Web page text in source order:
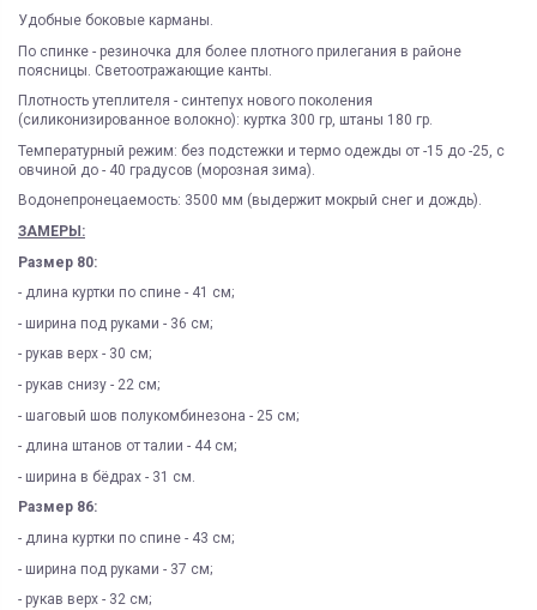
Удобные боковые карманы.
По спинке - резиночка для более плотного прилегания в районе
поясницы. Светоотражающие канты.
Плотность утеплителя - синтепух нового поколения
(силиконизированное волокно): куртка 300 гр, штаны 180 гр.
Температурный режим: без подстежки и термо одежды от -15 до -25, с
овчиной до - 40 градусов (морозная зима).
Водонепронецаемость: 3500 мм (выдержит мокрый снег и дождь).
ЗАМЕРЫ:
Размер 80:
- длина куртки по спине - 41 см;
- ширина под руками - 36 см;
- рукав верх - 30 см;
- рукав снизу - 22 см;
- шаговый шов полукомбинезона - 25 см;
- длина штанов от талии - 44 см;
- ширина в бёдрах - 31 см.
Размер 86:
- длина куртки по спине - 43 см;
- ширина под руками - 37 см;
- рукав верх - 32 см;